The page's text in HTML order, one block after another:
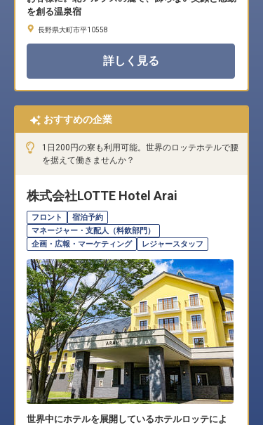
を創る温泉宿
長野県大町市平10558
詳しく見る
おすすめの企業
1日200円の寮も利用可能。世界のロッテホテルで腰
を据えて働きませんか？
株式会社LOTTE Hotel Arai
フロント
宿泊予約
マネージャー・支配人（料飲部門）
企画・広報・マーケティング
レジャースタッフ
世界中にホテルを展開しているホテルロッテによ